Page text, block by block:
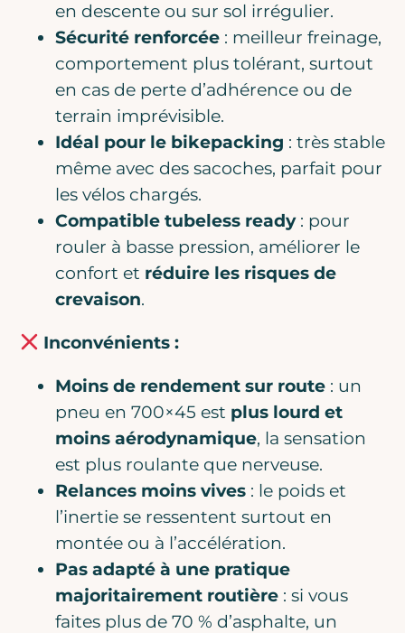
en descente ou sur sol irrégulier.
Sécurité renforcée : meilleur freinage,
comportement plus tolérant, surtout
en cas de perte d’adhérence ou de
terrain imprévisible.
Idéal pour le bikepacking : très stable
même avec des sacoches, parfait pour
les vélos chargés.
Compatible tubeless ready: pour
rouler à basse pression, améliorer le
confort et réduire les risques de
crevaison.
Inconvénients :
Moins de rendement sur route : un
pneu en 700×45 est plus lourd et
moins aérodynamique, la sensation
est plus roulante que nerveuse.
Relances moins vives : le poids et
l’inertie se ressentent surtout en
montée ou à l’accélération.
Pas adapté à une pratique
majoritairement routière : si vous
faites plus de 70 % d’asphalte, un